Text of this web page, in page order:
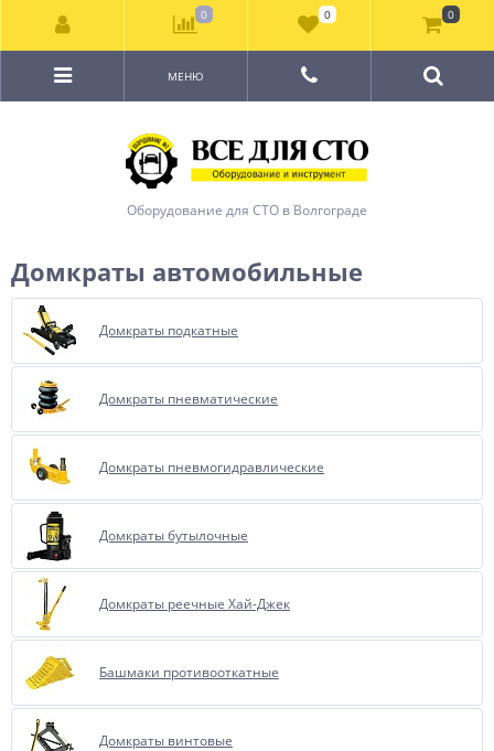
Оборудование для СТО в Волгограде
МЕНЮ
Домкраты автомобильные
Домкраты подкатные
Домкраты пневматические
Домкраты пневмогидравлические
Домкраты бутылочные
Домкраты реечные Хай-Джек
Башмаки противооткатные
Домкраты винтовые
0 0 0